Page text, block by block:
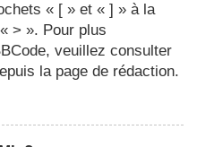
« [ » et « ] » à la
> ». Pour plus
veuillez consulter
la page de rédaction.